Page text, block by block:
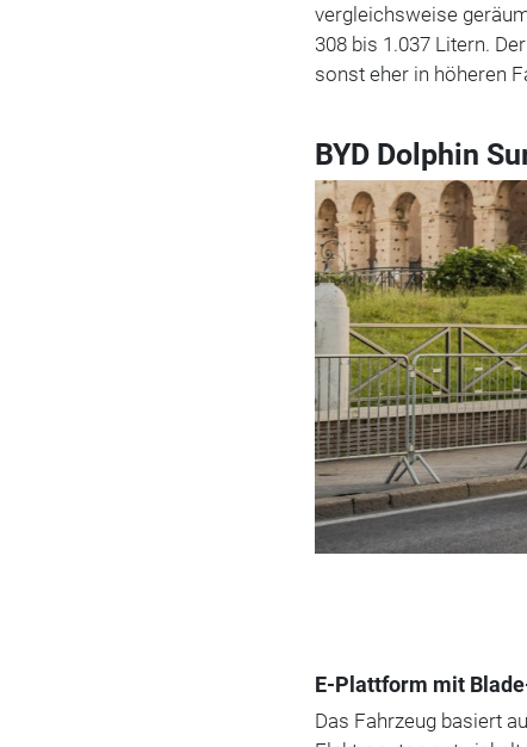
vergleichsweise
308 bis 1.037 Litern.
sonst eher in höheren
BYD Dolphin
E-Plattform mit
Das Fahrzeug basiert